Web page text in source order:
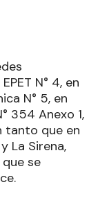
N° 4, en
N° 5, en
354 Anexo 1,
tanto que en
La Sirena,
que se